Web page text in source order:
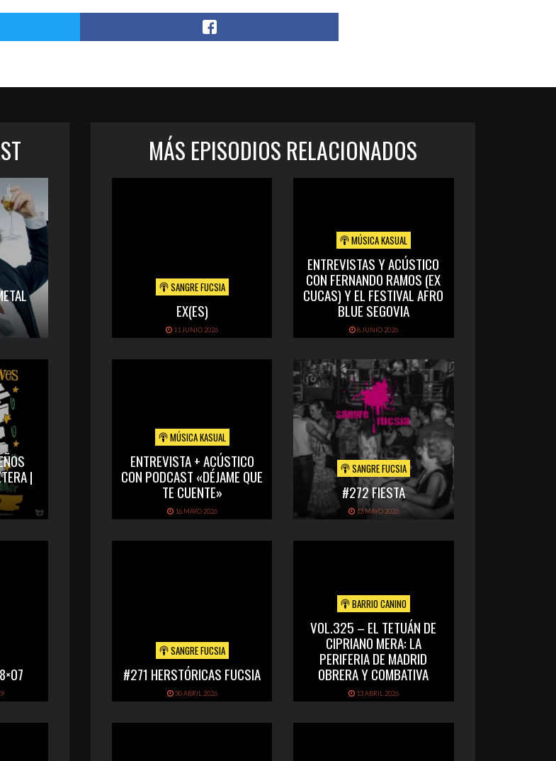
|
MÁS EPISODIOS RELACIONADOS
SANGRE FUCSIA
EX(ES)
11 JUNIO 2026
MÚSICA KASUAL
ENTREVISTAS Y ACÚSTICO
CON FERNANDO RAMOS (EX
CUCAS) Y EL FESTIVAL AFRO
BLUE SEGOVIA
8 JUNIO 2026
MÚSICA KASUAL
ENTREVISTA + ACÚSTICO
CON PODCAST «DÉJAME QUE
TE CUENTE»
16 MAYO 2026
SANGRE FUCSIA
#272 FIESTA
13 MAYO 2026
SANGRE FUCSIA
#271 HERSTÓRICAS FUCSIA
30 ABRIL 2026
BARRIO CANINO
VOL.325 – EL TETUÁN DE
CIPRIANO MERA: LA
PERIFERIA DE MADRID
OBRERA Y COMBATIVA
13 ABRIL 2026